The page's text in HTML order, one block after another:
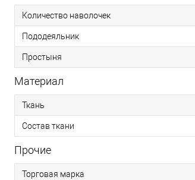
Количество наволочек
Пододеяльник
Простыня
Материал
Ткань
Состав ткани
Прочие
Торговая марка